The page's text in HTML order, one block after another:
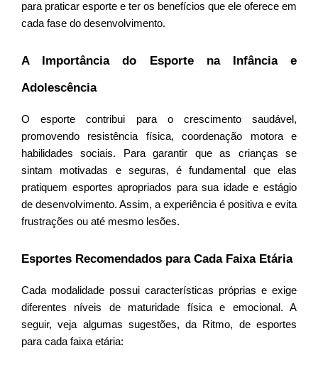
para praticar esporte e ter os benefícios que ele oferece em
cada fase do desenvolvimento.
A Importância do Esporte na Infância e
Adolescência
O esporte contribui para o crescimento saudável,
promovendo resistência física, coordenação motora e
habilidades sociais. Para garantir que as crianças se
sintam motivadas e seguras, é fundamental que elas
pratiquem esportes apropriados para sua idade e estágio
de desenvolvimento. Assim, a experiência é positiva e evita
frustrações ou até mesmo lesões.
Esportes Recomendados para Cada Faixa Etária
Cada modalidade possui características próprias e exige
diferentes níveis de maturidade física e emocional. A
seguir, veja algumas sugestões, da Ritmo, de esportes
para cada faixa etária: